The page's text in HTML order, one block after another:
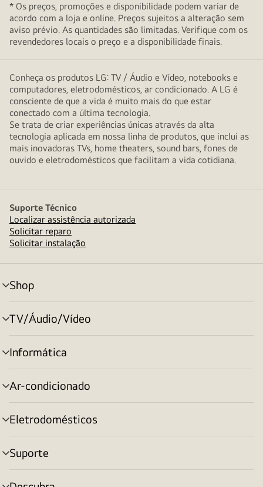
* Os preços, promoções e disponibilidade podem variar de
acordo com a loja e online. Preços sujeitos a alteração sem
aviso prévio. As quantidades são limitadas. Verifique com os
revendedores locais o preço e a disponibilidade finais.
Conheça os produtos LG: TV / Áudio e Vídeo, notebooks e
computadores, eletrodomésticos, ar condicionado. A LG é
consciente de que a vida é muito mais do que estar
conectado com a última tecnologia.
Se trata de criar experiências únicas através da alta
tecnologia aplicada em nossa linha de produtos, que inclui as
mais inovadoras TVs, home theaters, sound bars, fones de
ouvido e eletrodomésticos que facilitam a vida cotidiana.
Suporte Técnico
Localizar assistência autorizada
Solicitar reparo
Solicitar instalação
Shop
alternar
menu
TV/Áudio/Vídeo
alternar
menu
Informática
alternar
menu
Ar-condicionado
alternar
menu
Eletrodomésticos
alternar
menu
Suporte
alternar
menu